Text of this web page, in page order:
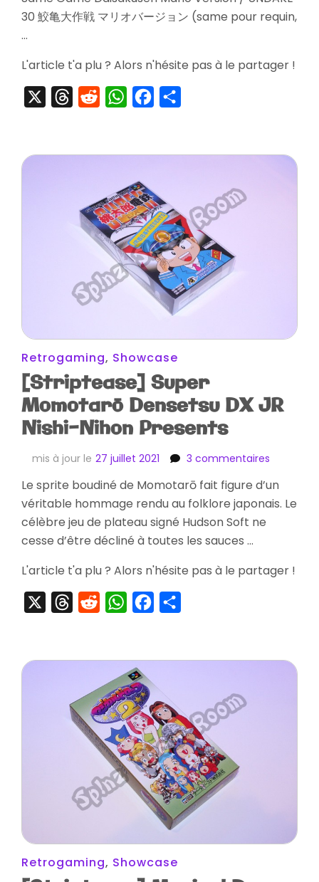
Game
Daisakusen
30 鮫亀大作戦 マリオバージョン (same pour requin,
…
L'article t'a plu ? Alors n'hésite pas à le partager !
ThreadsRedditWhatsAppFacebook
Retrogaming, Showcase
[Striptease] Super
Momotarō Densetsu DX JR
Nishi-Nihon Presents
mis à jour le 27 juillet 2021 3 commentaires
Super
Nihon
Le sprite boudiné de Momotarō fait figure d’un
véritable hommage rendu au folklore japonais. Le
célèbre jeu de plateau signé Hudson Soft ne
cesse d’être décliné à toutes les sauces …
L'article t'a plu ? Alors n'hésite pas à le partager !
ThreadsRedditWhatsAppFacebook
Retrogaming, Showcase